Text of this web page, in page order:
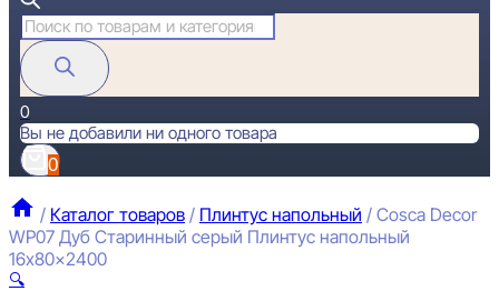
Поиск
товаров
0
Вы не добавили ни одного товара
0
/ Каталог товаров / Плинтус напольный / Cosca Decor
WP07 Дуб Старинный серый Плинтус напольный
16x80x2400
🔍